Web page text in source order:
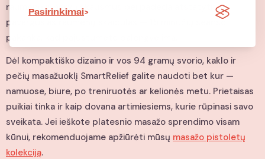
Pasirinkimai
raumenų ir nervų skausmus bei padeda atstatyti
pavargusias raumenų skaidulas — 15 minučių seanso
pakanka, kad pajustumėte palengvėjimą.
Dėl kompaktiško dizaino ir vos 94 gramų svorio, kaklo ir
pečių masažuoklį SmartRelief galite naudoti bet kur —
namuose, biure, po treniruotės ar kelionės metu. Prietaisas
puikiai tinka ir kaip dovana artimiesiems, kurie rūpinasi savo
sveikata. Jei ieškote platesnio masažo sprendimo visam
kūnui, rekomenduojame apžiūrėti mūsų masažo pistoletų
kolekciją.